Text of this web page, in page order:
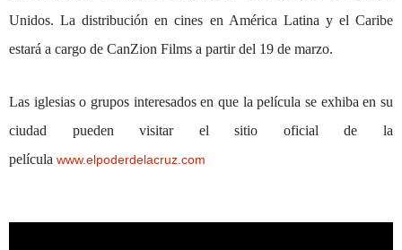
Unidos. La distribución en cines en América Latina y el Caribe
estará a cargo de CanZion Films a partir del 19 de marzo.
Las iglesias o grupos interesados en que la película se exhiba en su
ciudad pueden visitar el sitio oficial de la
película www.elpoderdelacruz.com